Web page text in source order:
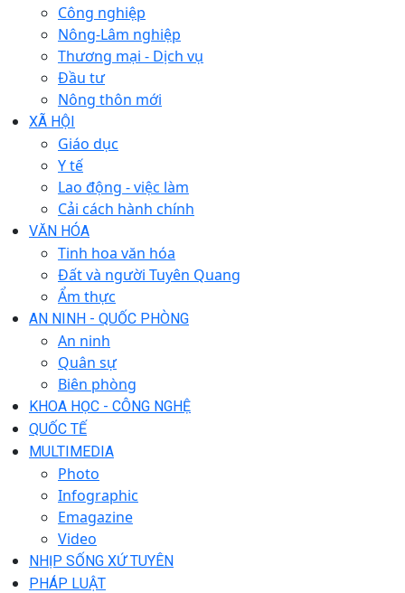
Công nghiệp
Nông-Lâm nghiệp
Thương mại - Dịch vụ
Đầu tư
Nông thôn mới
XÃ HỘI
Giáo dục
Y tế
Lao động - việc làm
Cải cách hành chính
VĂN HÓA
Tinh hoa văn hóa
Đất và người Tuyên Quang
Ẩm thực
AN NINH - QUỐC PHÒNG
An ninh
Quân sự
Biên phòng
KHOA HỌC - CÔNG NGHỆ
QUỐC TẾ
MULTIMEDIA
Photo
Infographic
Emagazine
Video
NHỊP SỐNG XỨ TUYÊN
PHÁP LUẬT